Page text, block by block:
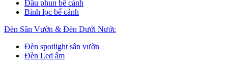
Đầu phun bể cảnh
Bình lọc bể cảnh
Đèn Sân Vườn & Đèn Dưới Nước
Đèn spotlight sân vườn
Đèn Led âm